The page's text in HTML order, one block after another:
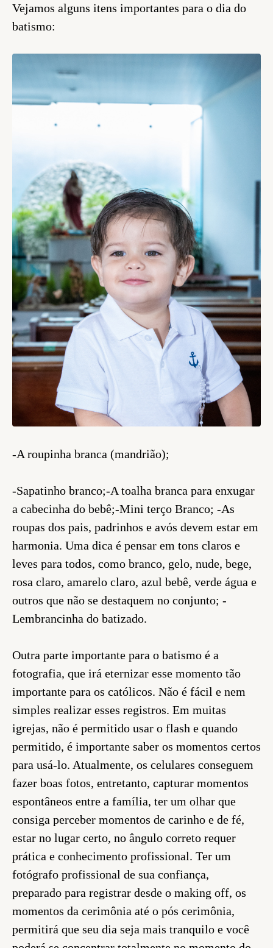
Vejamos alguns itens importantes para o dia do
batismo:
-A roupinha branca (mandrião);
-Sapatinho branco;-A toalha branca para enxugar
a cabecinha do bebê;-Mini terço Branco; -As
roupas dos pais, padrinhos e avós devem estar em
harmonia. Uma dica é pensar em tons claros e
leves para todos, como branco, gelo, nude, bege,
rosa claro, amarelo claro, azul bebê, verde água e
outros que não se destaquem no conjunto; -
Lembrancinha do batizado.
Outra parte importante para o batismo é a
fotografia, que irá eternizar esse momento tão
importante para os católicos. Não é fácil e nem
simples realizar esses registros. Em muitas
igrejas, não é permitido usar o flash e quando
permitido, é importante saber os momentos certos
para usá-lo. Atualmente, os celulares conseguem
fazer boas fotos, entretanto, capturar momentos
espontâneos entre a família, ter um olhar que
consiga perceber momentos de carinho e de fé,
estar no lugar certo, no ângulo correto requer
prática e conhecimento profissional. Ter um
fotógrafo profissional de sua confiança,
preparado para registrar desde o making off, os
momentos da cerimônia até o pós cerimônia,
permitirá que seu dia seja mais tranquilo e você